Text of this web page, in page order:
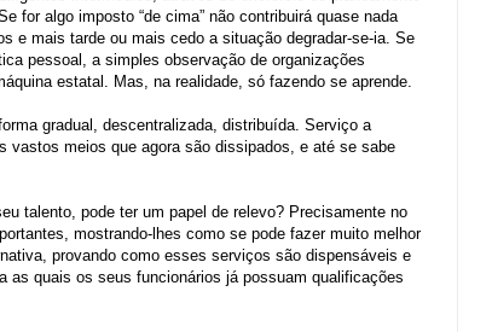
for algo imposto “de cima” não contribuirá quase nada
e mais tarde ou mais cedo a situação degradar-se-ia. Se
pessoal, a simples observação de organizações
estatal. Mas, na realidade, só fazendo se aprende.
gradual, descentralizada, distribuída. Serviço a
vastos meios que agora são dissipados, e até se sabe
talento, pode ter um papel de relevo? Precisamente no
mostrando-lhes como se pode fazer muito melhor
provando como esses serviços são dispensáveis e
as quais os seus funcionários já possuam qualificações